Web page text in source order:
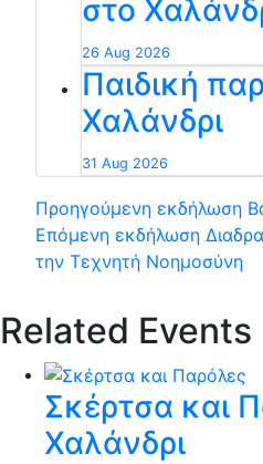
στο
26 Aug 2026
Παιδική
Χαλάνδρι
31 Aug 2026
Προηγούμενη εκδήλωση
Επόμενη εκδήλωση
την Τεχνητή Νοημοσύνη
Related Events
Σκέρτσα και
Χαλάνδρι